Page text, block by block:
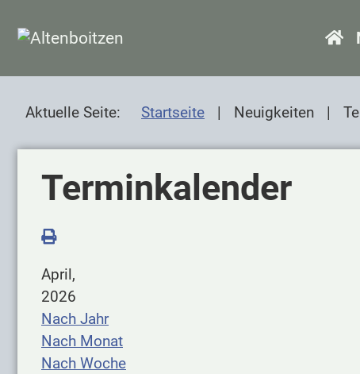
SKIP TO MAIN CONTENT
Aktuelle Seite: Startseite Neuigkeiten
Terminkalender
April,
2026
Nach Jahr
Nach Monat
Nach Woche